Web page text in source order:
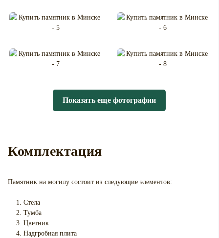
Показать еще фотографии
Комплектация
Памятник на могилу состоит из следующие элементов:
Стела
Тумба
Цветник
Надгробная плита